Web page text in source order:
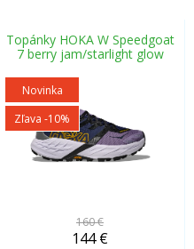
Topánky HOKA W Speedgoat
7 berry jam/starlight glow
Novinka
Zľava -10%
160 €
144 €